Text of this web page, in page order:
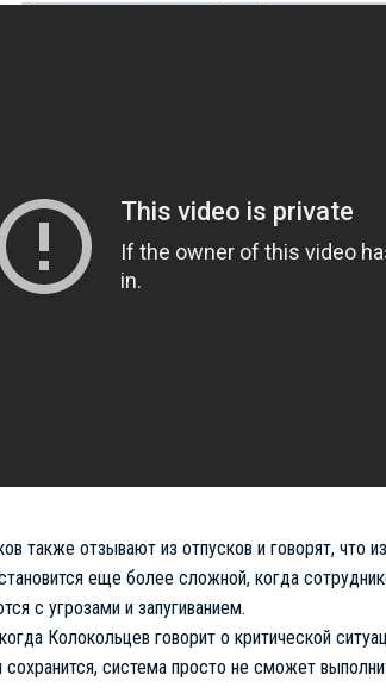
также отзывают из отпусков и говорят, что
еще более сложной, когда
с угрозами и запугиванием.
Колокольцев говорит о критической
сохранится, система просто не сможет